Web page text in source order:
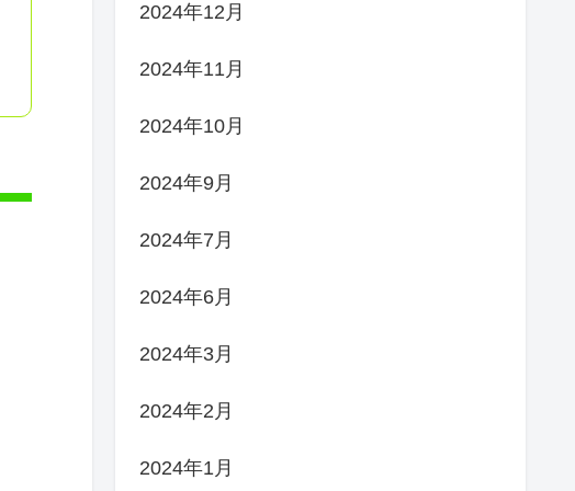
2024年12月
2024年11月
2024年10月
2024年9月
2024年7月
2024年6月
2024年3月
2024年2月
2024年1月